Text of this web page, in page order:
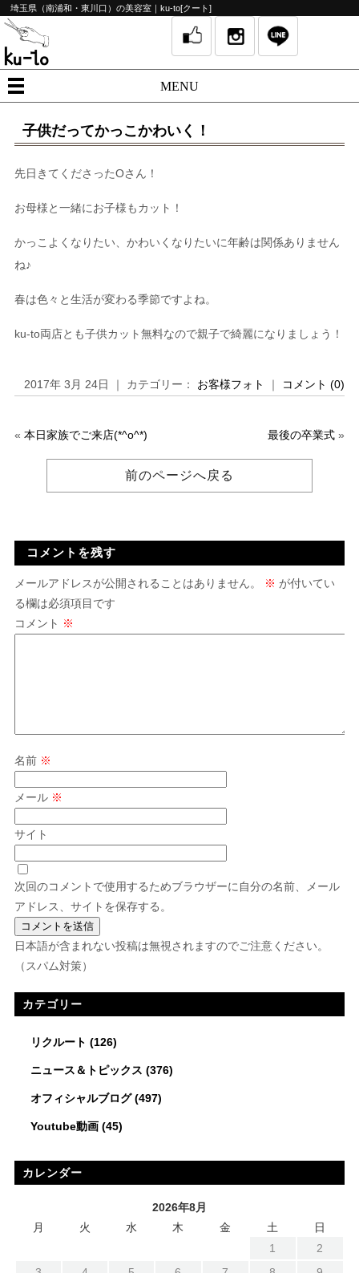
埼玉県（南浦和・東川口）の美容室｜ku-to[クート]
MENU
子供だってかっこかわいく！
先日きてくださったOさん！
お母様と一緒にお子様もカット！
かっこよくなりたい、かわいくなりたいに年齢は関係ありません
ね♪
春は色々と生活が変わる季節ですよね。
ku-to両店とも子供カット無料なので親子で綺麗になりましょう！
2017年 3月 24日 ｜ カテゴリー： お客様フォト ｜ コメント (0)
« 本日家族でご来店(*^o^*) 最後の卒業式 »
前のページへ戻る
コメントを残す
メールアドレスが公開されることはありません。 ※ が付いてい
る欄は必須項目です
コメント ※
名前 ※
メール ※
サイト
次回のコメントで使用するためブラウザーに自分の名前、メール
アドレス、サイトを保存する。
日本語が含まれない投稿は無視されますのでご注意ください。
（スパム対策）
カテゴリー
リクルート (126)
ニュース＆トピックス (376)
オフィシャルブログ(497)
Youtube動画(45)
カレンダー
2026年8月
月
火 水 木 金 土
日
1
2